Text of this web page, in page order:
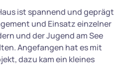
ist spannend und geprägt
und Einsatz einzelner
und der Jugend am See
Angefangen hat es mit
dazu kam ein kleines